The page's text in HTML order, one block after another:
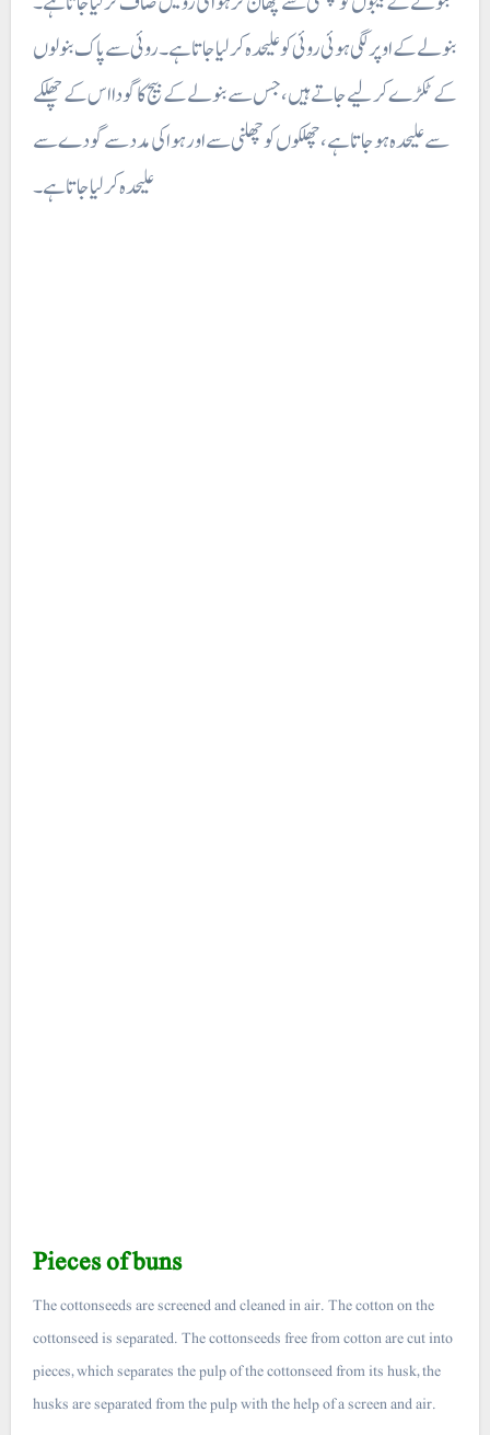
بنولے کے اوپر لگی ہوئی روئیکو علیحدہ کر لیا جاتا ہے۔ روئی سے پاک بنولوں
کے ٹکڑے کر لیے جاتے ہیں، جس سے بنولے کے بیج کا گودا اس کے چھلکے
سے علیحدہ ہو جاتا ہے، چھلکوں کو چھلنی سے اور ہوا کی مدد سے گودے سے
علیحدہ کر لیا جاتا ہے۔
Pieces of buns
The cottonseeds are screened and cleaned in air. The cotton on the
cottonseed is separated. The cottonseeds free from cotton are cut into
pieces, which separates the pulp of the cottonseed from its husk, the
husks are separated from the pulp with the help of a screen and air.